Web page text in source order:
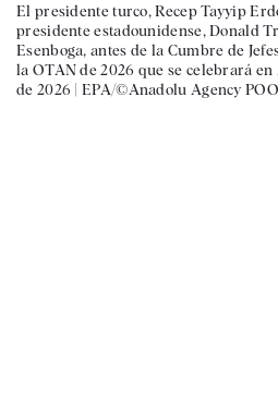
El presidente turco, Recep Tayyip
presidente estadounidense, Donald
Esenboga, antes de la Cumbre de
la OTAN de 2026 que se celebrará
de 2026 | EPA/©Anadolu Agency